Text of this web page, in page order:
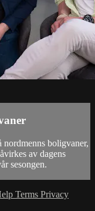
boligvaner,
av dagens
sesongen.
Terms Privacy